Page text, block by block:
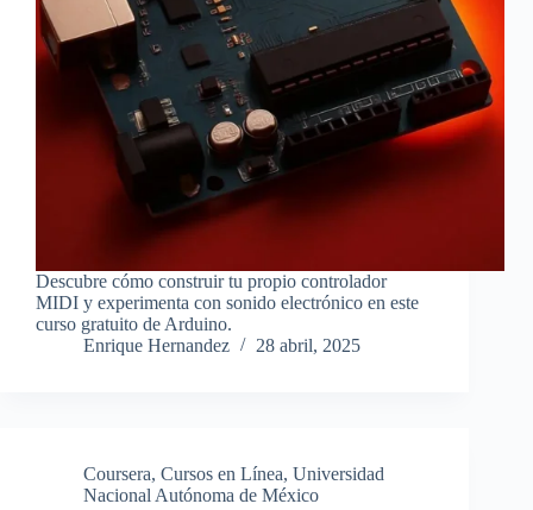
Descubre cómo construir tu propio controlador
MIDI y experimenta con sonido electrónico en este
curso gratuito de Arduino.
Enrique Hernandez
28 abril, 2025
Coursera, Cursos en Línea, Universidad
Nacional Autónoma de México